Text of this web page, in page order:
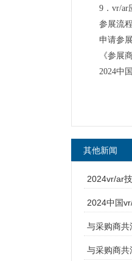
9．vr/ar
参展流程
申请参
《参展
2024中
其他新闻
2024vr/ar
2024中国
与采购商共
与采购商共